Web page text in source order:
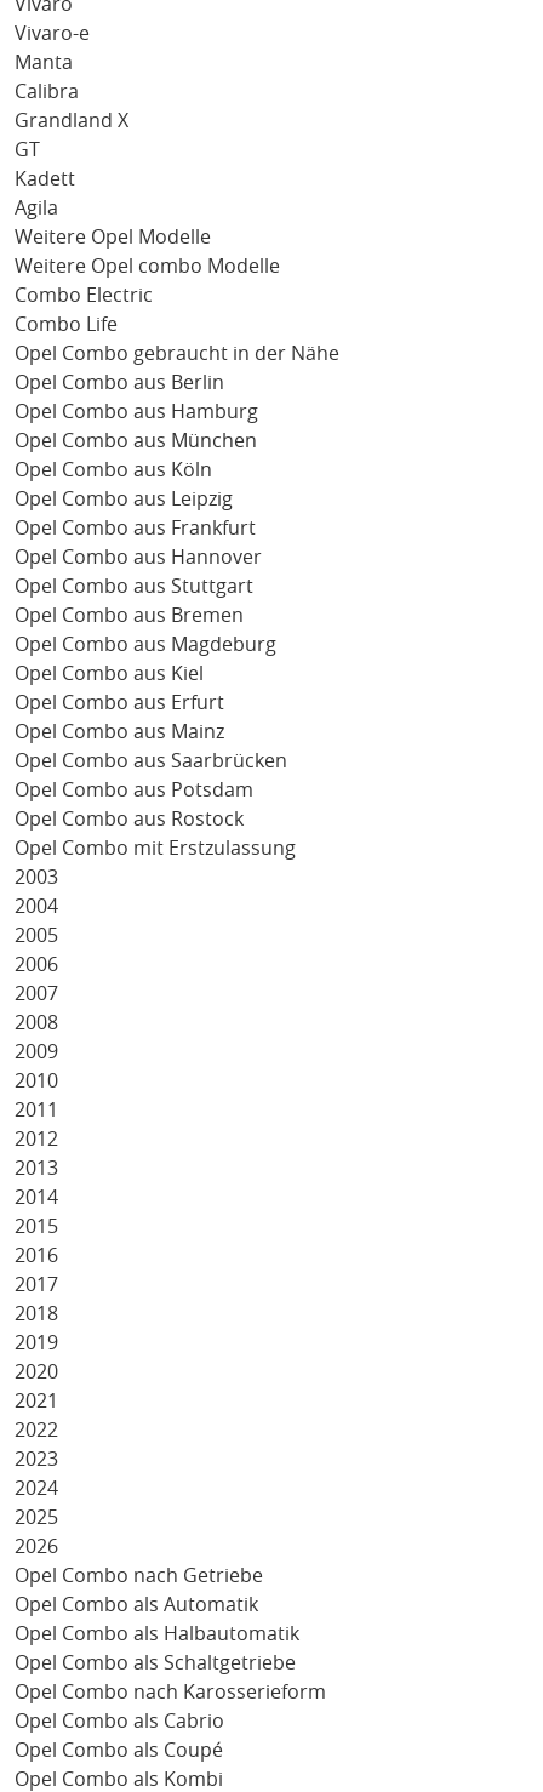
Vivaro-e
Manta
Calibra
Grandland X
GT
Kadett
Agila
Weitere Opel Modelle
Weitere Opel combo Modelle
Combo Electric
Combo Life
Opel Combo gebraucht in der Nähe
Opel Combo aus Berlin
Opel Combo aus Hamburg
Opel Combo aus München
Opel Combo aus Köln
Opel Combo aus Leipzig
Opel Combo aus Frankfurt
Opel Combo aus Hannover
Opel Combo aus Stuttgart
Opel Combo aus Bremen
Opel Combo aus Magdeburg
Opel Combo aus Kiel
Opel Combo aus Erfurt
Opel Combo aus Mainz
Opel Combo aus Saarbrücken
Opel Combo aus Potsdam
Opel Combo aus Rostock
Opel Combo mit Erstzulassung
2003
2004
2005
2006
2007
2008
2009
2010
2011
2012
2013
2014
2015
2016
2017
2018
2019
2020
2021
2022
2023
2024
2025
2026
Opel Combo nach Getriebe
Opel Combo als Automatik
Opel Combo als Halbautomatik
Opel Combo als Schaltgetriebe
Opel Combo nach Karosserieform
Opel Combo als Cabrio
Opel Combo als Coupé
Opel Combo als Kombi